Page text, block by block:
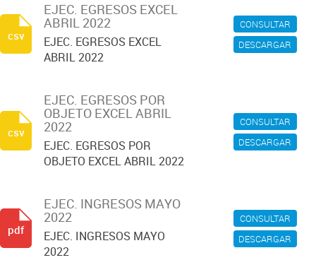
CONSULTAR
DESCARGAR
EJEC. EGRESOS EXCEL
ABRIL 2022
EJEC. EGRESOS EXCEL
ABRIL 2022
csv
CONSULTAR
DESCARGAR
EJEC. EGRESOS POR
OBJETO EXCEL ABRIL
2022
EJEC. EGRESOS POR
OBJETO EXCEL ABRIL 2022
csv
CONSULTAR
DESCARGAR
EJEC. INGRESOS MAYO
2022
EJEC. INGRESOS MAYO
2022
pdf